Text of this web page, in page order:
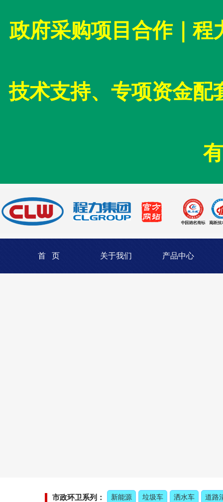
政府采购项目合作｜程
技术支持、专项资金配
首 页 关于我们 产品中心
市政环卫系列： 新能源 垃圾车 洒水车 道路